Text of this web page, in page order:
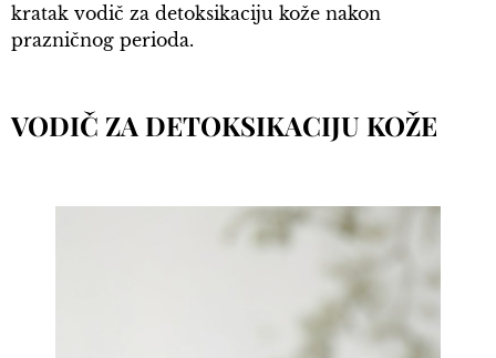
kratak vodič za detoksikaciju kože nakon
prazničnog perioda.
VODIČ ZA DETOKSIKACIJU KOŽE